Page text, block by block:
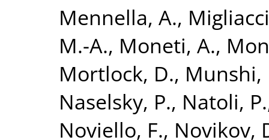
Mennella, A.,
M.-A., Moneti, A.,
Mortlock, D., Munshi,
Naselsky, P., Natoli, P.
Noviello, F., Novikov,